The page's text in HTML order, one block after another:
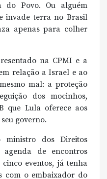
do Povo. Ou alguém
invade terra no Brasil
apenas para colher
na CPMI e a
relação a Israel e ao
mal: a proteção
dos mocinhos,
que Lula oferece aos
governo.
dos Direitos
de encontros
eventos, já tenha
com o embaixador do